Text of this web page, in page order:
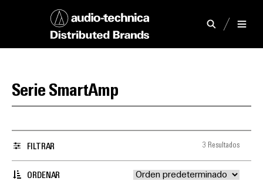
Serie SmartAmp
ORDENAR
FILTRAR 3 Resultados